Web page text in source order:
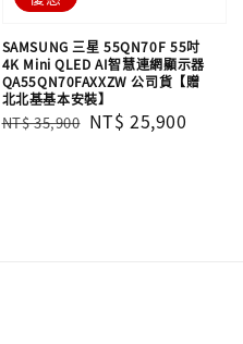
SAMSUNG 三星 55QN70F 55吋
4K Mini QLED AI智慧連網顯示器
QA55QN70FAXXZW 公司貨【贈
北北基基本安裝】
Regular
NT$ 35,900 Sale
NT$ 25,900